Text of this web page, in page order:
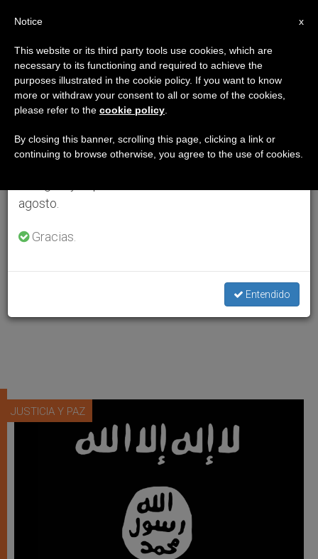
JUSTICIA Y PAZ
×
Aviso importante
Del 27 de julio al 7 de agosto haremos la pausa
anual, aprovechando que en el periodo de verano
se generan menos informaciones y también el
agosto.
Gracias.
Entendido
x
Notice
This website or its third party tools use cookies, which are
necessary to its functioning and required to achieve the
purposes illustrated in the cookie policy. If you want to know
more or withdraw your consent to all or some of the cookies,
please refer to the cookie policy
By closing this banner, scrolling this page, clicking a link or
continuing to browse otherwise, you agree to the use of cookies.